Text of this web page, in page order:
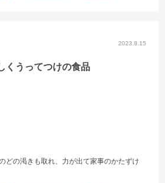
2023.8.15
くうってつけの食品
どの渇きも取れ、力が出て家事のかたずけ